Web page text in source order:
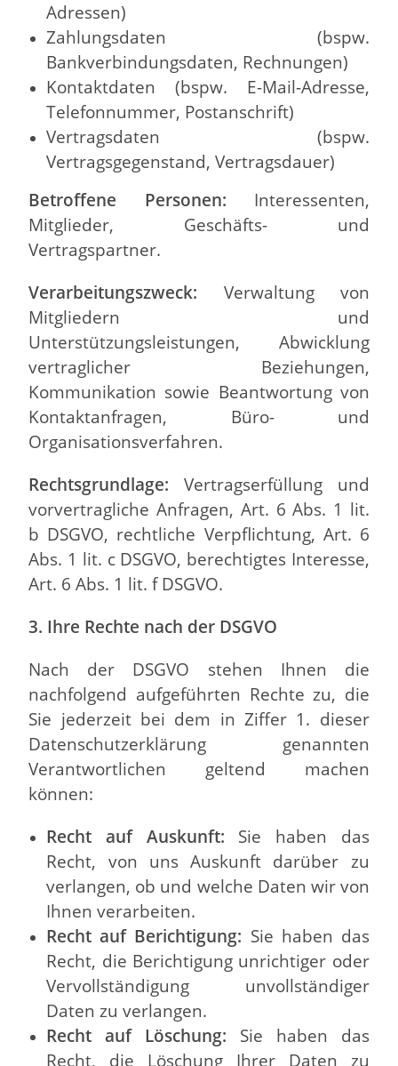
Adressen)
Zahlungsdaten (bspw.
Bankverbindungsdaten, Rechnungen)
Kontaktdaten (bspw. E-Mail-Adresse,
Telefonnummer, Postanschrift)
Vertragsdaten (bspw.
Vertragsgegenstand, Vertragsdauer)
Betroffene Personen: Interessenten,
Mitglieder, Geschäfts- und
Vertragspartner.
Verarbeitungszweck: Verwaltung von
Mitgliedern und
Unterstützungsleistungen, Abwicklung
vertraglicher Beziehungen,
Kommunikation sowie Beantwortung von
Kontaktanfragen, Büro- und
Organisationsverfahren.
Rechtsgrundlage: Vertragserfüllung und
vorvertragliche Anfragen, Art. 6 Abs. 1 lit.
b DSGVO, rechtliche Verpflichtung, Art. 6
Abs. 1 lit. c DSGVO, berechtigtes Interesse,
Art. 6 Abs. 1 lit. f DSGVO.
3. Ihre Rechte nach der DSGVO
Nach der DSGVO stehen Ihnen die
nachfolgend aufgeführten Rechte zu, die
Sie jederzeit bei dem in Ziffer 1. dieser
Datenschutzerklärung genannten
Verantwortlichen geltend machen
können:
Recht auf Auskunft: Sie haben das
Recht, von uns Auskunft darüber zu
verlangen, ob und welche Daten wir von
Ihnen verarbeiten.
Recht auf Berichtigung: Sie haben das
Recht, die Berichtigung unrichtiger oder
Vervollständigung unvollständiger
Daten zu verlangen.
Recht auf Löschung: Sie haben das
Recht, die Löschung Ihrer Daten zu